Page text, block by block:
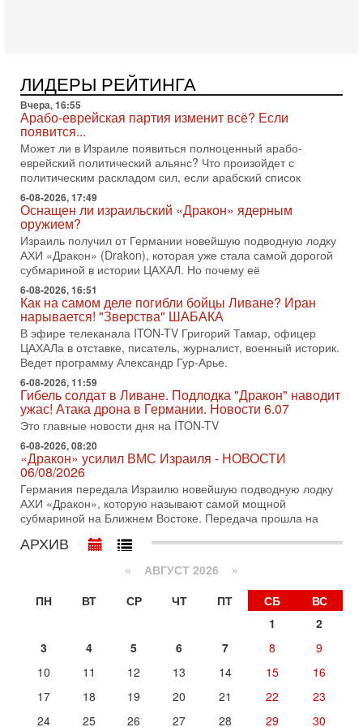
«Русский голос» Израиля: кто заберет его на этот
раз?
Голоса русскоязычных репатриантов не раз кардинально
меняли политический ландшафт Израиля. Достаточно
вспомнить взлет партии «Исраэль ба-алия», когда
31-07-2026, 17:00
Тайны закрытых дверей: о чём на самом деле
молчат Трамп и Нетаньяху?
Недавний визит премьер-министра Израиля Биньямина
Нетаньяху в США и его встреча с Дональдом Трампом
оставили больше вопросов, чем ответов. Полная
31-07-2026, 15:18
Иран готовит покушение на Нетаниягу! Трамп не
хочет эскалации, но КСИР готовит взрыв!
В эфире телеканала ITON-TV СЕРГЕЙ МИГДАЛЬ, эксперт
по вопросам безопасности, офицер запаса
Международного управления полиции Израиля, автор
31-07-2026, 09:02
Битва за разоружение ХАМАСа - НОВОСТИ
31/07/2026
Сегодня президент США Дональд Трамп заявил о
достижении исторического соглашения о полном
разоружении ХАМАСа и других вооруженных группировок в
30-07-2026, 17:59
Иран доведет Трампа до крайних мер? Разбор и
оценка от военного обозревателя Давида Шарпа
Ситуация вокруг противостояния Ирана и США накаляется
с каждым днем. Почему Трамп в самый последний момент
отменил решение о нанесении тяжелых ударов
30-07-2026, 16:54
Покупатель авиакомпании «Аркия» намерен
запретить полеты по субботам!
Вокруг возможной продажи авиакомпании «Аркия»
разгорается громкий конфликт.
Президент США Дональд Трамп сегодня рассматривает
возможность масштабной военной операции против Ирана
Вчера, 16:55
Арабо-еврейская партия изменит всё? Если
ЛИДЕРЫ РЕЙТИНГА
Вчера, 16:55
Арабо-еврейская партия изменит всё? Если
появится...
Может ли в Израиле появиться полноценный арабо-
еврейский политический альянс? Что произойдет с
политическим раскладом сил, если арабский список
6-08-2026, 17:49
Оснащен ли израильский «Дракон» ядерным
оружием?
Израиль получил от Германии новейшую подводную лодку
АХИ «Дракон» (Drakon), которая уже стала самой дорогой
субмариной в истории ЦАХАЛ. Но почему её
6-08-2026, 16:51
Как на самом деле погибли бойцы Ливане? Иран
нарывается! "Зверства" ШАБАКА
В эфире телеканала ITON-TV Григорий Тамар, офицер
ЦАХАЛа в отставке, писатель, журналист, военный историк.
Ведет программу Александр Гур-Арье.
6-08-2026, 11:59
Гибель солдат в Ливане. Подлодка "Дракон" наводит
ужас! Атака дрона в Германии. Новости 6.07
Это главные новости дня на ITON-TV
6-08-2026, 08:20
«Дракон» усилил ВМС Израиля - НОВОСТИ
06/08/2026
Германия передала Израилю новейшую подводную лодку
АХИ «Дракон», которую называют самой мощной
субмариной на Ближнем Востоке. Передача прошла на
АРХИВ
« АВГУСТ 2026 »
ПН
ВТ СР ЧТ ПТ СБ
ВС
1
2
3
4 5 6 7 8
9
10
11 12 13 14 15
16
17
18 19 20 21 22
23
24
25 26 27 28 29
30